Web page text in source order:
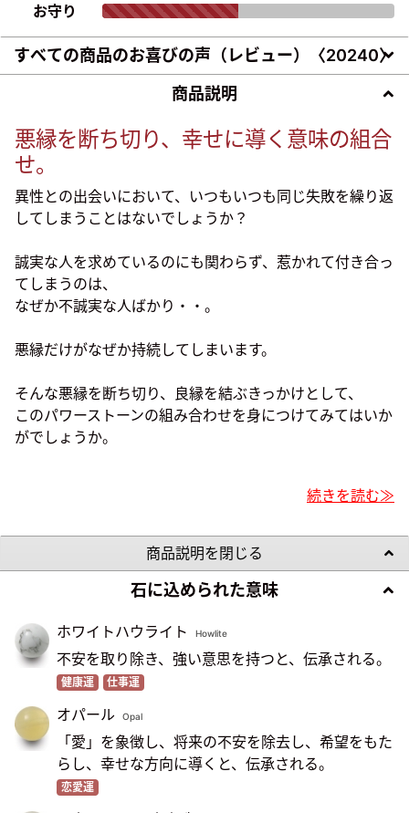
お守り
すべての商品のお喜びの声（レビュー）〈20240〉
商品説明
悪縁を断ち切り、幸せに導く意味の組合
せ。
異性との出会いにおいて、いつもいつも同じ失敗を繰り返
してしまうことはないでしょうか？
誠実な人を求めているのにも関わらず、惹かれて付き合っ
てしまうのは、
なぜか不誠実な人ばかり・・。
悪縁だけがなぜか持続してしまいます。
そんな悪縁を断ち切り、良縁を結ぶきっかけとして、
このパワーストーンの組み合わせを身につけてみてはいか
がでしょうか。
続きを読む≫
商品説明を閉じる
石に込められた意味
ホワイトハウライト Howlite
不安を取り除き、強い意思を持つと、伝承される。
健康運 仕事運
オパール Opal
「愛」を象徴し、将来の不安を除去し、希望をもた
らし、幸せな方向に導くと、伝承される。
恋愛運